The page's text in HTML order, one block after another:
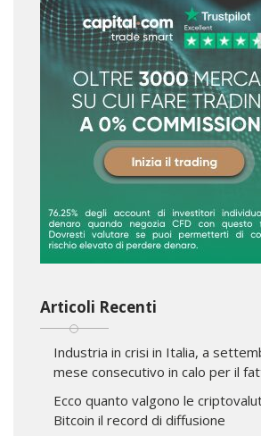
Articoli Recenti
Industria in crisi in Italia, a
mese consecutivo in calo per il
Ecco quanto valgono le
Bitcoin il record di diffusione